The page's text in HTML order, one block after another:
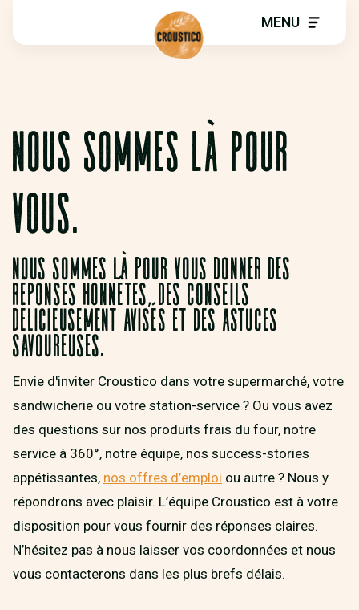
MENU
NOUS SOMMES LÀ POUR
VOUS.
Nous sommes là pour vous donner des
réponses honnêtes, des conseils
délicieusement avisés et des astuces
savoureuses.
Envie d'inviter Croustico dans votre supermarché, votre
sandwicherie ou votre station-service ? Ou vous avez
des questions sur nos produits frais du four, notre
service à 360°, notre équipe, nos success-stories
appétissantes, nos offres d’emploi ou autre ? Nous y
répondrons avec plaisir. L’équipe Croustico est à votre
disposition pour vous fournir des réponses claires.
N’hésitez pas à nous laisser vos coordonnées et nous
vous contacterons dans les plus brefs délais.